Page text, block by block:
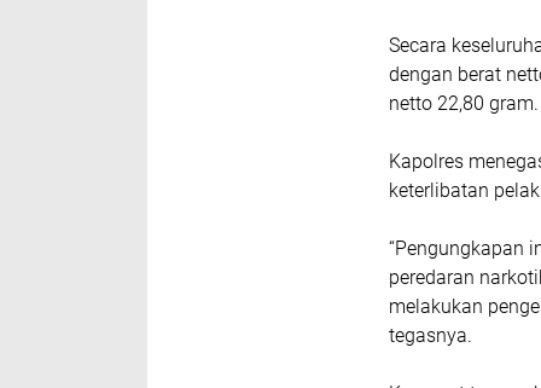
Secara
dengan berat
netto 22,80 gram.
Kapolres
keterlibatan
“Pengungkapan
peredaran
melakukan
tegasnya.